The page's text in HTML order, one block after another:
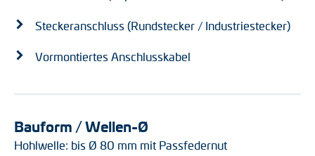
Steckeranschluss (Rundstecker / Industriestecker)
Vormontiertes Anschlusskabel
Bauform / Wellen-Ø
Hohlwelle: bis Ø 80 mm mit Passfedernut